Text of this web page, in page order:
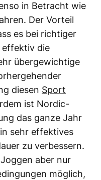
in Betracht wie
Der Vorteil
es bei richtiger
effektiv die
übergewichtige
diesen Sport
ist Nordic-
das ganze Jahr
sehr effektives
zu verbessern.
aber nur
möglich,